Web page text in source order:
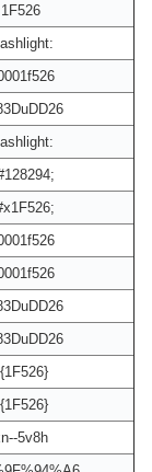
1F526
5v8h